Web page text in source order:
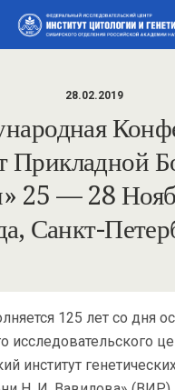
28.02.2019
Прикладной
25 — 28
Санкт-
125 лет со дня
исследовательского
институт